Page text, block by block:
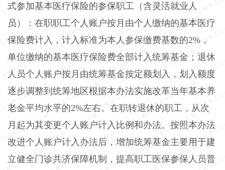
式参加基本医疗保险的参保职工（含灵活就业人
员）：在职职工个人账户按月由个人缴纳的基本医疗
保险费计入，计入标准为本人参保缴费基数的2%，
单位缴纳的基本医疗保险费全部计入统筹基金；退休
人员个人账户按月由统筹基金按定额划入，划入额度
逐步调整到统筹地区根据本办法实施改革当年基本养
老金平均水平的2%左右。在职转退休的职工，从次
月起为其变更个人账户计入比例和办法。按照本办法
改进个人账户计入办法后，增加统筹基金主要用于建
立健全门诊共济保障机制，提高职工医保参保人员普